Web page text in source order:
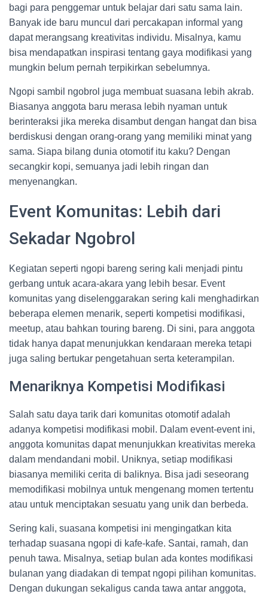
bagi para penggemar untuk belajar dari satu sama lain.
Banyak ide baru muncul dari percakapan informal yang
dapat merangsang kreativitas individu. Misalnya, kamu
bisa mendapatkan inspirasi tentang gaya modifikasi yang
mungkin belum pernah terpikirkan sebelumnya.
Ngopi sambil ngobrol juga membuat suasana lebih akrab.
Biasanya anggota baru merasa lebih nyaman untuk
berinteraksi jika mereka disambut dengan hangat dan bisa
berdiskusi dengan orang-orang yang memiliki minat yang
sama. Siapa bilang dunia otomotif itu kaku? Dengan
secangkir kopi, semuanya jadi lebih ringan dan
menyenangkan.
Event Komunitas: Lebih dari
Sekadar Ngobrol
Kegiatan seperti ngopi bareng sering kali menjadi pintu
gerbang untuk acara-akara yang lebih besar. Event
komunitas yang diselenggarakan sering kali menghadirkan
beberapa elemen menarik, seperti kompetisi modifikasi,
meetup, atau bahkan touring bareng. Di sini, para anggota
tidak hanya dapat menunjukkan kendaraan mereka tetapi
juga saling bertukar pengetahuan serta keterampilan.
Menariknya Kompetisi Modifikasi
Salah satu daya tarik dari komunitas otomotif adalah
adanya kompetisi modifikasi mobil. Dalam event-event ini,
anggota komunitas dapat menunjukkan kreativitas mereka
dalam mendandani mobil. Uniknya, setiap modifikasi
biasanya memiliki cerita di baliknya. Bisa jadi seseorang
memodifikasi mobilnya untuk mengenang momen tertentu
atau untuk menciptakan sesuatu yang unik dan berbeda.
Sering kali, suasana kompetisi ini mengingatkan kita
terhadap suasana ngopi di kafe-kafe. Santai, ramah, dan
penuh tawa. Misalnya, setiap bulan ada kontes modifikasi
bulanan yang diadakan di tempat ngopi pilihan komunitas.
Dengan dukungan sekaligus canda tawa antar anggota,